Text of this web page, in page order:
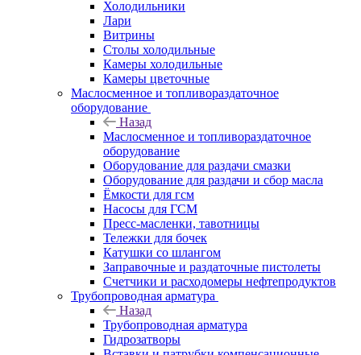
Холодильники
Лари
Витрины
Столы холодильные
Камеры холодильные
Камеры цветочные
Маслосменное и топливораздаточное
оборудование
Назад
Маслосменное и топливораздаточное
оборудование
Оборудование для раздачи смазки
Оборудование для раздачи и сбор масла
Ёмкости для гсм
Насосы для ГСМ
Пресс-масленки, тавотницы
Тележки для бочек
Катушки со шлангом
Заправочные и раздаточные пистолеты
Счетчики и расходомеры нефтепродуктов
Трубопроводная арматура
Назад
Трубопроводная арматура
Гидрозатворы